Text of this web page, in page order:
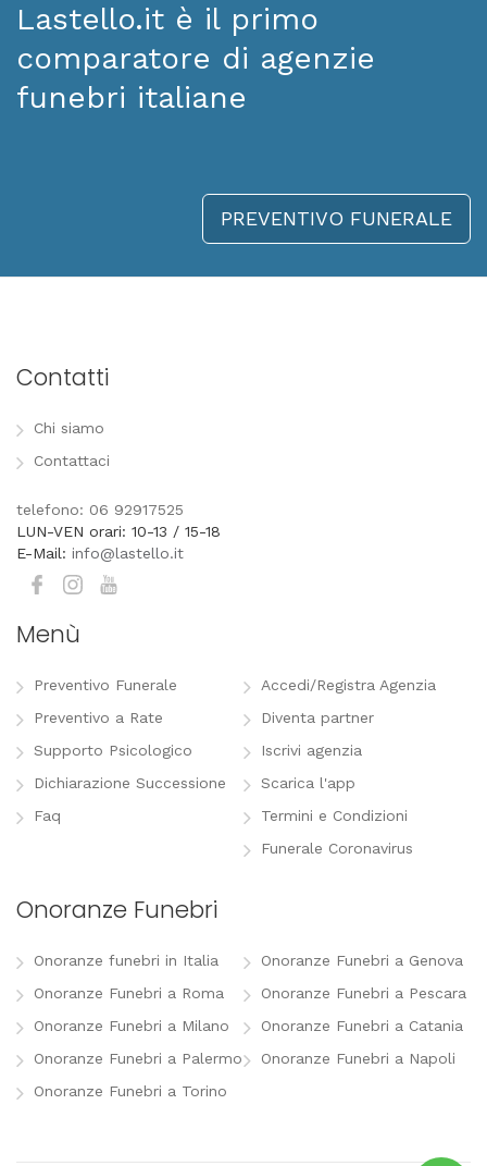
Lastello.it è il primo
comparatore di agenzie
funebri italiane
PREVENTIVO FUNERALE
Contatti
Chi siamo
Contattaci
telefono: 06 92917525
LUN-VEN orari: 10-13 / 15-18
E-Mail: info@lastello.it
Menù
Preventivo Funerale
Preventivo a Rate
Supporto Psicologico
Dichiarazione Successione
Faq
Accedi/Registra Agenzia
Diventa partner
Iscrivi agenzia
Scarica l'app
Termini e Condizioni
Funerale Coronavirus
Onoranze Funebri
Onoranze funebri in Italia
Onoranze Funebri a Roma
Onoranze Funebri a Milano
Onoranze Funebri a Palermo
Onoranze Funebri a Torino
Onoranze Funebri a Genova
Onoranze Funebri a Pescara
Onoranze Funebri a Catania
Onoranze Funebri a Napoli